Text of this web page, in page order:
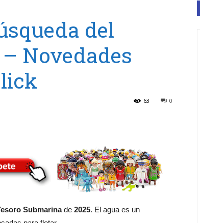
del
Novedades
0
63
Submarinade 2025. El agua es un